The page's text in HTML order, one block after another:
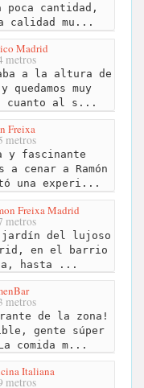
poca cantidad,
calidad mu...
Madrid
metros
a la altura de
muy
cuanto al s...
Freixa
metros
y fascinante
a cenar a Ramón
una experi...
Freixa Madrid
metros
del lujoso
en el barrio
hasta ...
metros
de la zona!
gente súper
comida m...
Italiana
metros